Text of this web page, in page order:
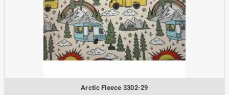
Arctic Fleece 3302-29